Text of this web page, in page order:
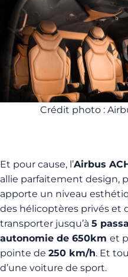
Crédit photo :
Et pour cause, l’Airbus
allie parfaitement design,
apporte un niveau
des hélicoptères privés et
transporter jusqu’à 5
autonomie de 650km et
pointe de 250 km/h. Et
d’une voiture de sport.